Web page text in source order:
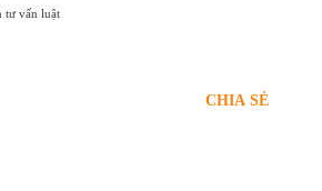
tư vấn luật
CHIA SẺ